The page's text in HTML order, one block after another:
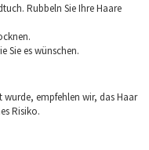
Rubbeln Sie Ihre Haare
Sie es wünschen.
wurde, empfehlen wir, das Haar
Risiko.